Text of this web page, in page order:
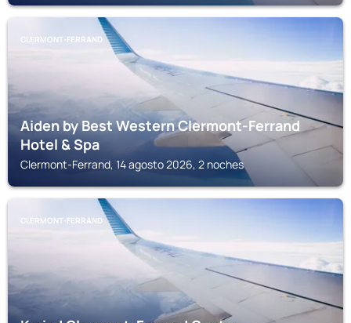
CLERMONT-FERRAND
Aiden by Best Western Clermont-Ferrand
Hotel & Spa
Clermont-Ferrand, 14 agosto 2026, 2 noches
CLERMONT-FERRAND